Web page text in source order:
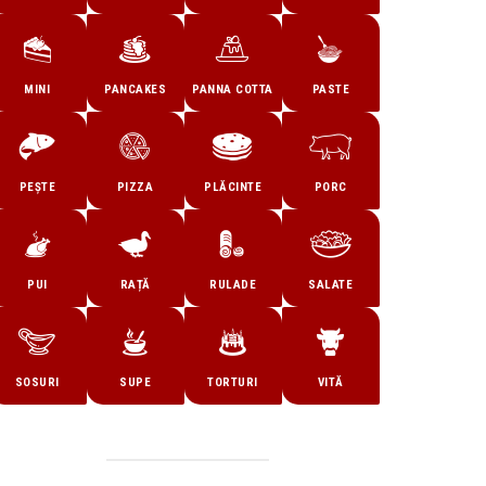
MINI PANCAKES PANNA COTTA PASTE
PEȘTE PIZZA PLĂCINTE PORC
PUI RAȚĂ RULADE SALATE
SOSURI SUPE TORTURI VITĂ